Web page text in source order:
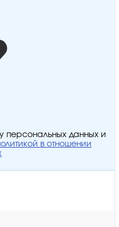
персональных данных и
в отношении